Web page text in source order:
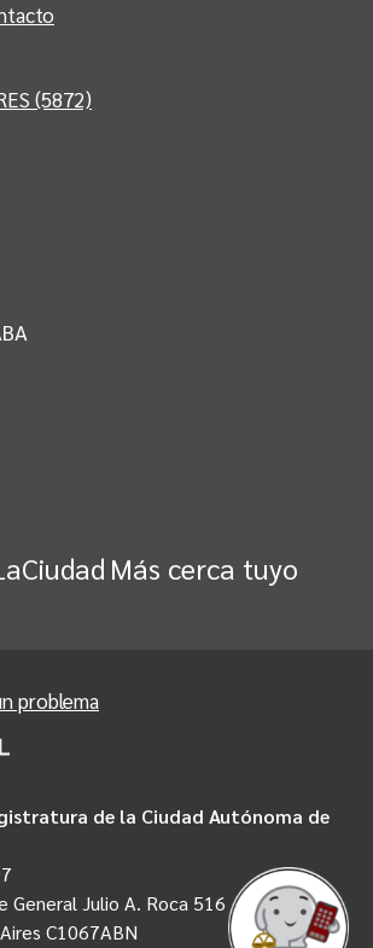
(5872)
Más cerca tuyo
de la Ciudad Autónoma de
General Julio A. Roca 516
C1067ABN
problema